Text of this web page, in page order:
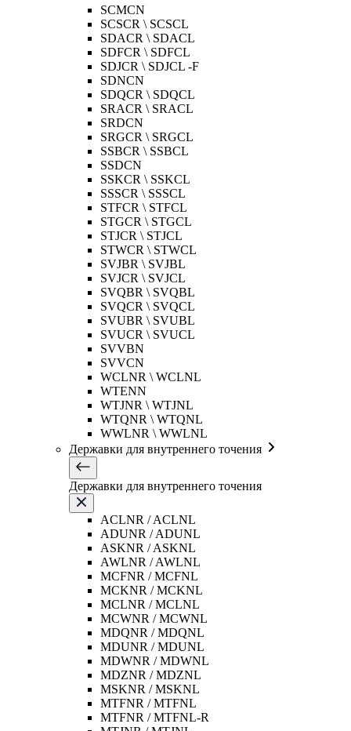
SCMCN
SCSCR \ SCSCL
SDACR \ SDACL
SDFCR \ SDFCL
SDJCR \ SDJCL -F
SDNCN
SDQCR \ SDQCL
SRACR \ SRACL
SRDCN
SRGCR \ SRGCL
SSBCR \ SSBCL
SSDCN
SSKCR \ SSKCL
SSSCR \ SSSCL
STFCR \ STFCL
STGCR \ STGCL
STJCR \ STJCL
STWCR \ STWCL
SVJBR \ SVJBL
SVJCR \ SVJCL
SVQBR \ SVQBL
SVQCR \ SVQCL
SVUBR \ SVUBL
SVUCR \ SVUCL
SVVBN
SVVCN
WCLNR \ WCLNL
WTENN
WTJNR \ WTJNL
WTQNR \ WTQNL
WWLNR \ WWLNL
Державки для внутреннего точения
Державки для внутреннего точения
ACLNR / ACLNL
ADUNR / ADUNL
ASKNR / ASKNL
AWLNR / AWLNL
MCFNR / MCFNL
MCKNR / MCKNL
MCLNR / MCLNL
MCWNR / MCWNL
MDQNR / MDQNL
MDUNR / MDUNL
MDWNR / MDWNL
MDZNR / MDZNL
MSKNR / MSKNL
MTFNR / MTFNL
MTFNR / MTFNL-R